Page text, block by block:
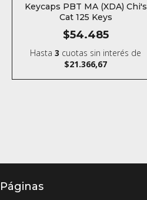
Keycaps PBT MA (XDA) Chi's
Cat 125 Keys
$54.485
Hasta3 cuotas sin interés de
$21.366,67
Páginas